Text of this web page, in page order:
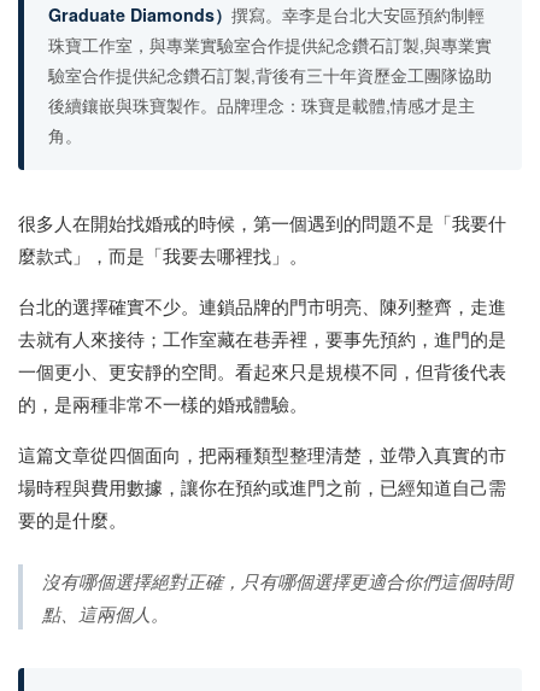
Graduate Diamonds） 撰寫。幸李是台北大安區預約制輕
珠寶工作室，與專業實驗室合作提供紀念鑽石訂製,與專業實
驗室合作提供紀念鑽石訂製,背後有三十年資歷金工團隊協助
後續鑲嵌與珠寶製作。品牌理念：珠寶是載體,情感才是主
角。
很多人在開始找婚戒的時候，第一個遇到的問題不是「我要什
麼款式」，而是「我要去哪裡找」。
台北的選擇確實不少。連鎖品牌的門市明亮、陳列整齊，走進
去就有人來接待；工作室藏在巷弄裡，要事先預約，進門的是
一個更小、更安靜的空間。看起來只是規模不同，但背後代表
的，是兩種非常不一樣的婚戒體驗。
這篇文章從四個面向，把兩種類型整理清楚，並帶入真實的市
場時程與費用數據，讓你在預約或進門之前，已經知道自己需
要的是什麼。
沒有哪個選擇絕對正確，只有哪個選擇更適合你們這個時間
點、這兩個人。